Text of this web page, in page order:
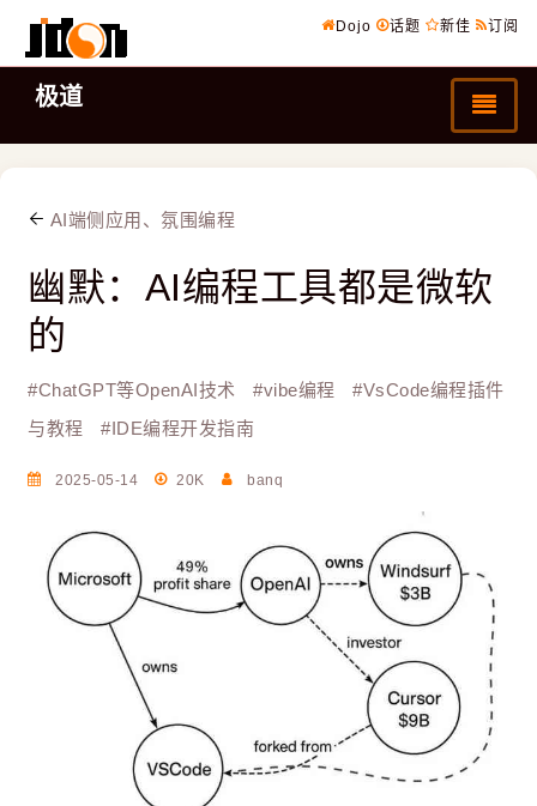
Dojo 话题 新佳 订阅
极道
AI端侧应用、氛围编程
幽默：AI编程工具都是微软
的
#ChatGPT等OpenAI技术 #vibe编程 #VsCode编程插件
与教程
#IDE编程开发指南
2025-05-14 20K banq